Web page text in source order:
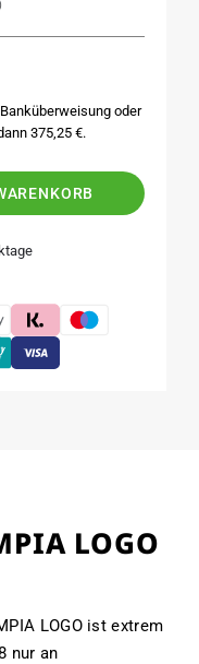
oder
375,25 €.
LOGO
LOGO ist extrem
nur an